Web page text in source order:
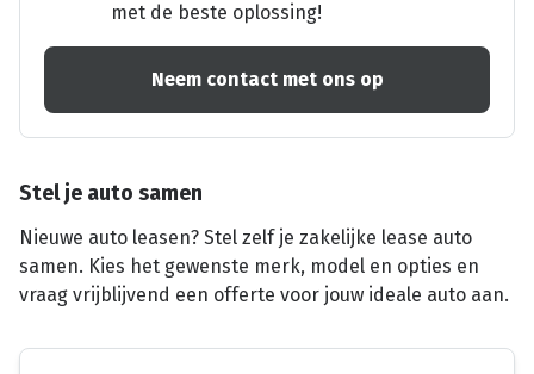
met de beste oplossing!
Neem contact met ons op
Stel je auto samen
Nieuwe auto leasen? Stel zelf je zakelijke lease auto
samen. Kies het gewenste merk, model en opties en
vraag vrijblijvend een offerte voor jouw ideale auto aan.